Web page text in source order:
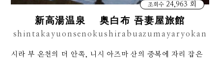
조회수24,963 회
新高湯温泉 奥白布 吾妻屋旅館
shintakayuonsenokushirabuazumayaryokan
시라 부 온천의 더 안쪽, 니시 아즈마 산의 중복에 자리 잡은